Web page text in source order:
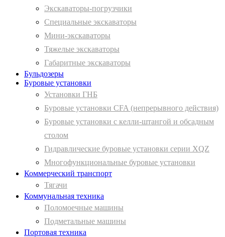
Экскаваторы-погрузчики
Специальные экскаваторы
Мини-экскаваторы
Тяжелые экскаваторы
Габаритные экскаваторы
Бульдозеры
Буровые установки
Установки ГНБ
Буровые установки CFA (непрерывного действия)
Буровые установки с келли-штангой и обсадным
столом
Гидравлические буровые установки серии XQZ
Многофункциональные буровые установки
Коммерческий транспорт
Тягачи
Коммунальная техника
Поломоечные машины
Подметальные машины
Портовая техника